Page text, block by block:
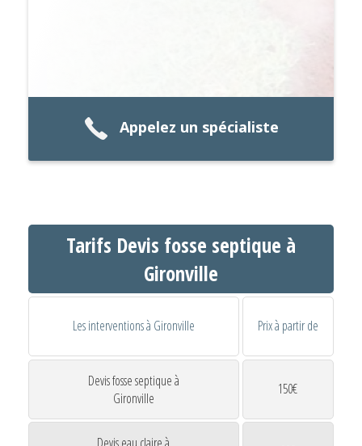
Appelez un spécialiste
Tarifs Devis fosse septique à
Gironville
Les interventions à Gironville Prix à partir de
Devis fosse septique à
Gironville
150€